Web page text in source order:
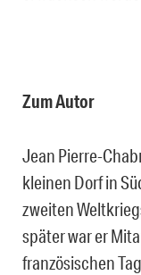
Zum Autor
Jean Pierre-
kleinen Dorf in
zweiten
später war er
französischen